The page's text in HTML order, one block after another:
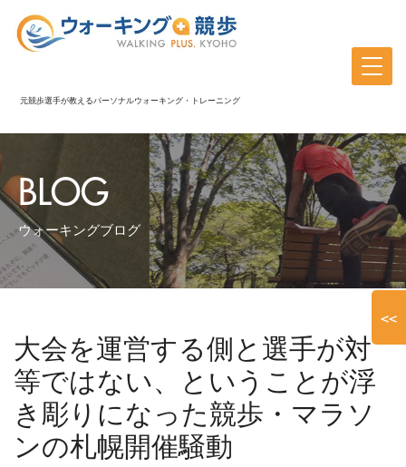
元競歩選手が教えるパーソナルウォーキング・トレーニング
BLOG
ウォーキングブログ
大会を運営する側と選手が対
等ではない、ということが浮
き彫りになった競歩・マラソ
ンの札幌開催騒動
<<